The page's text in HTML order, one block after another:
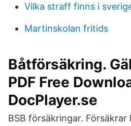
Vilka straff finns i
Martinskolan fritids
Båtförsäkring.
PDF Free
DocPlayer.se
BSB försäkringar. Försäkrar